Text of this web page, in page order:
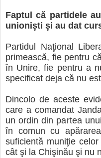
Faptul că partidele
unionişti şi au dat
Partidul Naţional
primească, fie pentru
în Unire, fie pentru a
specificat deja că nu
Dincolo de aceste
care a comandat
un ordin din partea
în comun cu
suficientă muniţie
cât şi la Chişinău şi nu